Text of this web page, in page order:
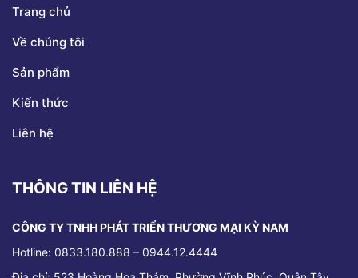
Trang chủ
Về chúng tôi
Sản phẩm
Kiến thức
Liên hệ
THÔNG TIN LIÊN HỆ
CÔNG TY TNHH PHÁT TRIỂN THƯƠNG MẠI KỲ NAM
Hotline: 0833.180.888 – 0944.12.4444